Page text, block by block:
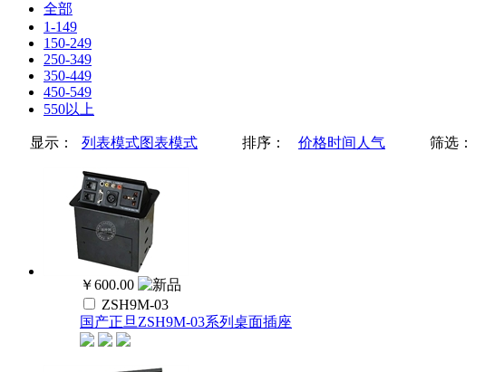
全部
1-149
150-249
250-349
350-449
450-549
550以上
显示： 列表模式图表模式 排序： 价格时间 人气 筛选：
￥600.00
ZSH9M-03
国产正旦ZSH9M-03系列桌面插座